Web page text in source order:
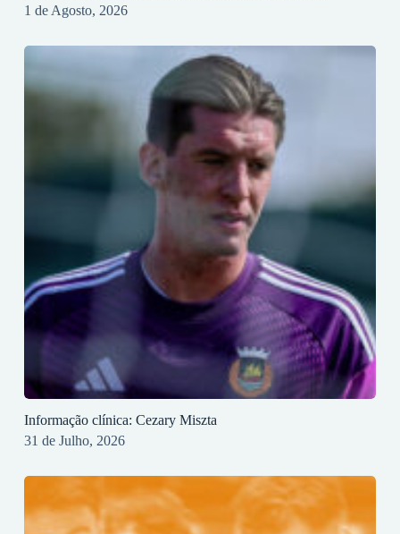
1 de Agosto, 2026
Informação clínica: Cezary Miszta
31 de Julho, 2026